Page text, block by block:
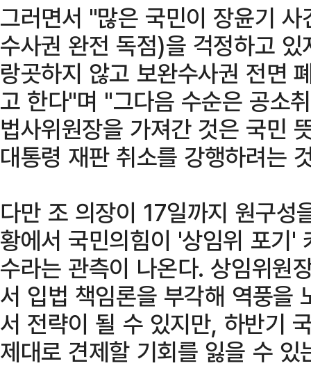
그러면서 "많은 국민이 장윤기
수사권 완전 독점)을 걱정하고
랑곳하지 않고 보완수사권 전면
고 한다"며 "그다음 수순은 공소
법사위원장을 가져간 것은 국민
대통령 재판 취소를 강행하려는
다만 조 의장이 17일까지 원구성
황에서 국민의힘이 '상임위 포기'
수라는 관측이 나온다. 상임위원
서 입법 책임론을 부각해 역풍을
서 전략이 될 수 있지만, 하반기
제대로 견제할 기회를 잃을 수 있